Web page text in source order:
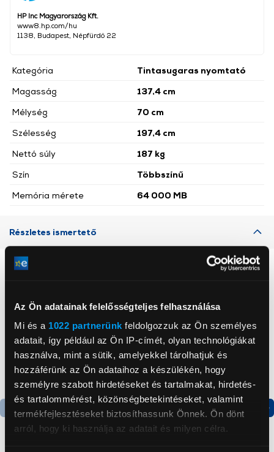
Az Ön adatainak felelősségteljes felhasználása
Mi és a 1022 partnerünk feldolgozzuk az Ön személyes
adatait, így például az Ön IP-címét, olyan technológiákat
használva, mint a sütik, amelyekkel tárolhatjuk és
hozzáférünk az Ön adataihoz a készülékén, hogy
személyre szabott hirdetéseket és tartalmakat, hirdetés-
és tartalommérést, közönségbetekintéseket, valamint
termékfejlesztéseket biztosíthassunk Önnek. Ön dönt
arról, hogy ki használja az adatait és milyen célra.
HP Inc Magyarország Kft.
www8.hp.com/hu
1138, Budapest, Népfürdő 22
Kategória
Tintasugaras nyomtató
Magasság
137,4 cm
Mélység
70 cm
Szélesség
197,4 cm
Nettó súly
187 kg
Szín
Többszínű
Memória mérete
64 000 MB
Részletes ismertető
Termék adatlap Termék adatlap